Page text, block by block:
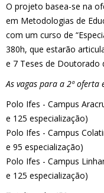
O projeto basea-se na
em Metodologias de
com um curso de
380h, que estarão
e 7 Teses de Doutorado
As vagas para a 2ª
Polo Ifes - Campus
e 125 especialização)
Polo Ifes - Campus
e 95 especialização)
Polo Ifes - Campus
e 125 especialização)